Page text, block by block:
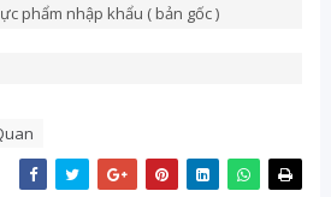
phẩm nhập khẩu ( bản gốc )